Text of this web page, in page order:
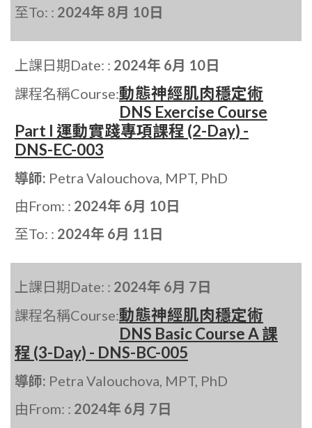
至To: : 2024年 8月 10日
上課日期Date: : 2024年 6月 10日
課程名稱Course:動態神經肌肉穩定術
DNS Exercise Course
Part I 運動實踐專項課程 (2-Day) -
DNS-EC-003
導師: Petra Valouchova, MPT, PhD
由From: : 2024年 6月 10日
至To: : 2024年 6月 11日
上課日期Date: : 2024年 6月 7日
課程名稱Course:動態神經肌肉穩定術
DNS Basic Course A 課
程 (3-Day) - DNS-BC-005
導師: Petra Valouchova, MPT, PhD
由From: : 2024年 6月 7日